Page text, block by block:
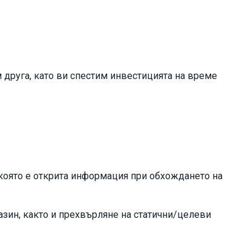
като ви спестим инвестицията на време
е открита информация при обхождането на
както и прехвърляне на статични/целеви